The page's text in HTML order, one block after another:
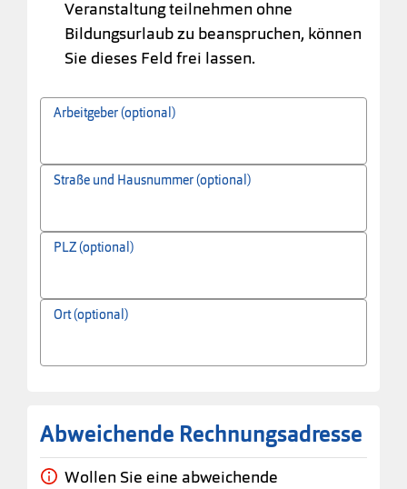
Veranstaltung teilnehmen ohne
Bildungsurlaub zu beanspruchen, können
Sie dieses Feld frei lassen.
Arbeitgeber (optional)
Straße und Hausnummer (optional)
PLZ (optional)
Ort (optional)
Abweichende Rechnungsadresse
Wollen Sie eine abweichende